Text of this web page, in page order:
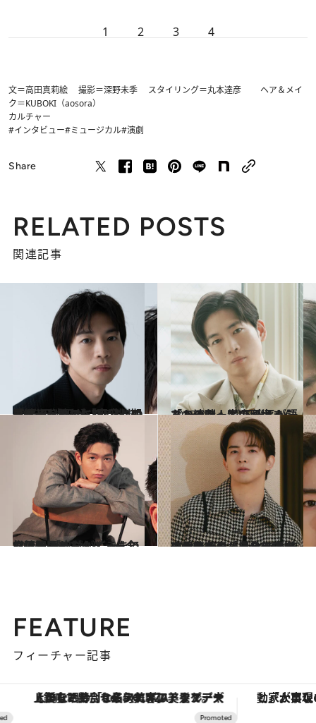
1 2 3 4
文＝高田真莉絵 撮影＝深野未季 スタイリング＝丸本達彦 ヘア＆メイ
ク＝KUBOKI（aosora）
カルチャー
#インタビュー#ミュージカル#演劇
Share
RELATED POSTS
関連記事
2025.1.21
【続きを読む】7年ぶりのミュージカルに“不安と期待”松下洸平が「自分への恩返し」のつもりで挑む『ケインとアベル』
カルチャー 2023.8.8
「あの時、客席が埋まらなかった」 松下洸平が語る、演劇人生の原点
カルチャー
2022.4.18
松下洸平インタビュー全文公開 「自分がどこまでいけるのか 試してみたい気持ちはある」
カルチャー 2024.12.29
ミュージカル界を無双中の甲斐翔真「自分に本当にやれるのか？ という怖さもある」
カルチャー
FEATURE
フィーチャー記事
【銀座で出合う最旬美容】美髪ケアや上質な眠り…セルフケアのアップデートから、特別な名入れギフトまで。大人のための「ReFa GINZA」クルーズ